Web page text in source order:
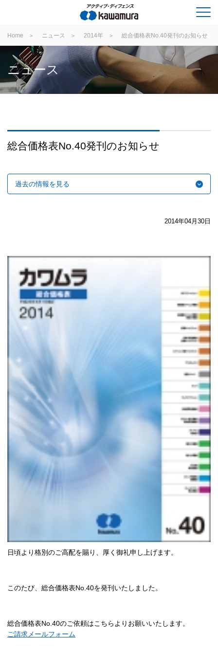
Home ニュース 2014年 総合価格表No.40発刊のお知らせ
ニュース
総合価格表No.40発刊のお知らせ
過去の情報を見る
2014年04月30日
日頃より格別のご高配を賜り、厚く御礼申し上げます。
このたび、総合価格表No.40を発刊いたしました。
総合価格表No.40のご依頼はこちらよりお願いいたします。
ご請求メールフォーム